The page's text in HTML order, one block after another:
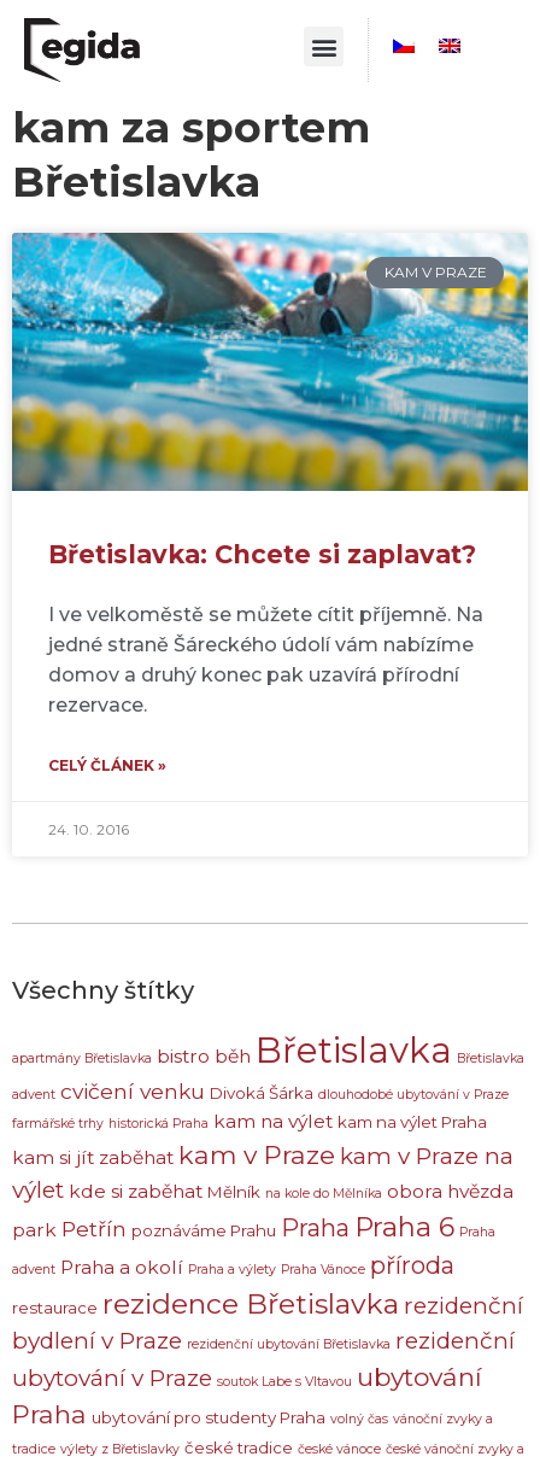
kam za sportem
Břetislavka
KAM V PRAZE
Břetislavka: Chcete si zaplavat?
I ve velkoměstě se můžete cítit příjemně. Na
jedné straně Šáreckého údolí vám nabízíme
domov a druhý konec pak uzavírá přírodní
rezervace.
CELÝ ČLÁNEK »
24. 10. 2016
Všechny štítky
apartmány Břetislavka bistro běh Břetislavka Břetislavka
advent cvičení venku Divoká Šárka dlouhodobé ubytování v Praze
farmářské trhy historická Praha kam na výlet kam na výlet Praha
kam si jít zaběhat kam v Praze kam v Praze na
výlet kde si zaběhat Mělník na kole do Mělníka obora hvězda
park Petřín poznáváme Prahu Praha Praha 6 Praha
advent Praha a okolí Praha a výlety Praha Vánoce příroda
restaurace rezidence Břetislavka rezidenční
bydlení v Praze rezidenční ubytování Břetislavka rezidenční
ubytování v Praze soutok Labe s Vltavou ubytování
Praha ubytování pro studenty Praha volný čas vánoční zvyky a
tradice výlety z Břetislavky české tradice české vánoce české vánoční zvyky a